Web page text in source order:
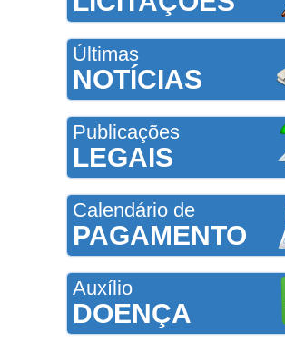
Últimas
NOTÍCIAS
Publicações
LEGAIS
Calendário de
PAGAMENTO
Auxílio
DOENÇA